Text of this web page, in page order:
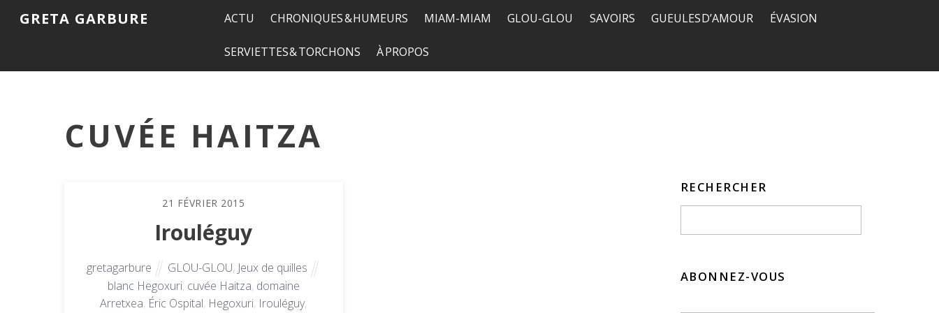
GRETA GARBURE ACTU CHRONIQUES & HUMEURS MIAM-MIAM GLOU-GLOU SAVOIRS GUEULES D’AMOUR ÉVASION
SERVIETTES & TORCHONS À PROPOS
CUVÉE HAITZA
21 FÉVRIER 2015
Irouléguy
gretagarbure GLOU-GLOU, Jeux de quilles
blanc Hegoxuri, cuvée Haitza, domaine
Arretxea, Éric Ospital, Hegoxuri, Irouléguy,
RECHERCHER
ABONNEZ-VOUS